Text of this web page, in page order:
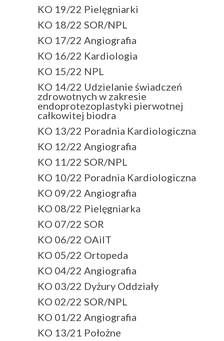
KO 19/22 Pielęgniarki
KO 18/22 SOR/NPL
KO 17/22 Angiografia
KO 16/22 Kardiologia
KO 15/22 NPL
KO 14/22 Udzielanie świadczeń
zdrowotnych w zakresie
endoprotezoplastyki pierwotnej
całkowitej biodra
KO 13/22 Poradnia Kardiologiczna
KO 12/22 Angiografia
KO 11/22 SOR/NPL
KO 10/22 Poradnia Kardiologiczna
KO 09/22 Angiografia
KO 08/22 Pielęgniarka
KO 07/22 SOR
KO 06/22 OAiIT
KO 05/22 Ortopeda
KO 04/22 Angiografia
KO 03/22 Dyżury Oddziały
KO 02/22 SOR/NPL
KO 01/22 Angiografia
KO 13/21 Położne